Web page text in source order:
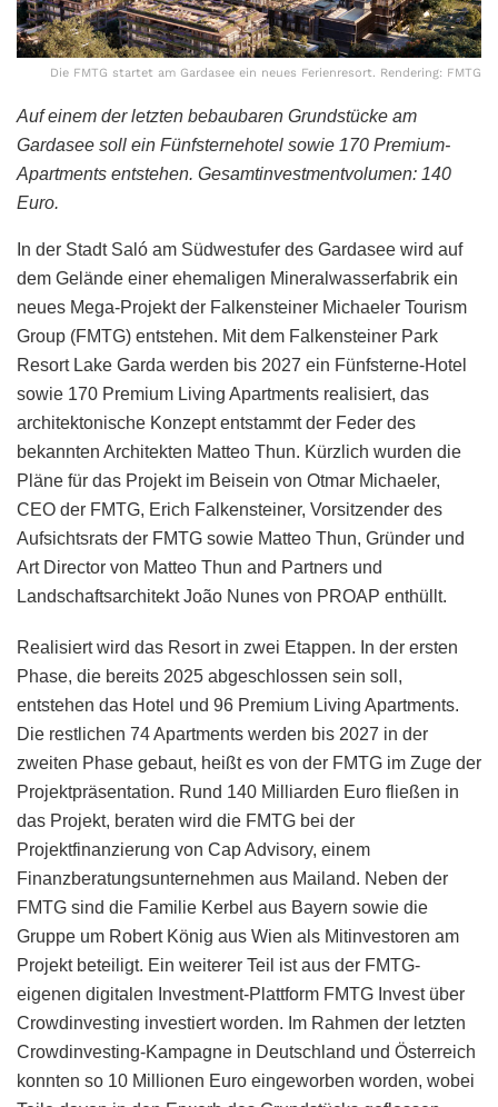
Die FMTG startet am Gardasee ein neues Ferienresort. Rendering: FMTG
Auf einem der letzten bebaubaren Grundstücke am
Gardasee soll ein Fünfsternehotel sowie 170 Premium-
Apartments entstehen. Gesamtinvestmentvolumen: 140
Euro.
In der Stadt Saló am Südwestufer des Gardasee wird auf
dem Gelände einer ehemaligen Mineralwasserfabrik ein
neues Mega-Projekt der Falkensteiner Michaeler Tourism
Group (FMTG) entstehen. Mit dem Falkensteiner Park
Resort Lake Garda werden bis 2027 ein Fünfsterne-Hotel
sowie 170 Premium Living Apartments realisiert, das
architektonische Konzept entstammt der Feder des
bekannten Architekten Matteo Thun. Kürzlich wurden die
Pläne für das Projekt im Beisein von Otmar Michaeler,
CEO der FMTG, Erich Falkensteiner, Vorsitzender des
Aufsichtsrats der FMTG sowie Matteo Thun, Gründer und
Art Director von Matteo Thun and Partners und
Landschaftsarchitekt João Nunes von PROAP enthüllt.
Realisiert wird das Resort in zwei Etappen. In der ersten
Phase, die bereits 2025 abgeschlossen sein soll,
entstehen das Hotel und 96 Premium Living Apartments.
Die restlichen 74 Apartments werden bis 2027 in der
zweiten Phase gebaut, heißt es von der FMTG im Zuge der
Projektpräsentation. Rund 140 Milliarden Euro fließen in
das Projekt, beraten wird die FMTG bei der
Projektfinanzierung von Cap Advisory, einem
Finanzberatungsunternehmen aus Mailand. Neben der
FMTG sind die Familie Kerbel aus Bayern sowie die
Gruppe um Robert König aus Wien als Mitinvestoren am
Projekt beteiligt. Ein weiterer Teil ist aus der FMTG-
eigenen digitalen Investment-Plattform FMTG Invest über
Crowdinvesting investiert worden. Im Rahmen der letzten
Crowdinvesting-Kampagne in Deutschland und Österreich
konnten so 10 Millionen Euro eingeworben worden, wobei